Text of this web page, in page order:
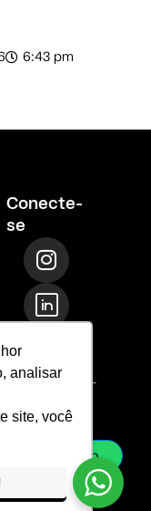
analisar
site, você
6:43 pm
Conecte-
se
I
n
s
t
r
m
T
i
-
l
k
d
R
i
-
m
l
l
e
vendas@laje-
sac@laje-
Whatsapp